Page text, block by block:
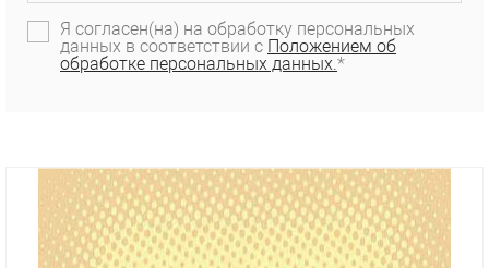
Я согласен(на) на обработку персональных
данных в соответствии с Положением об
обработке персональных данных.*